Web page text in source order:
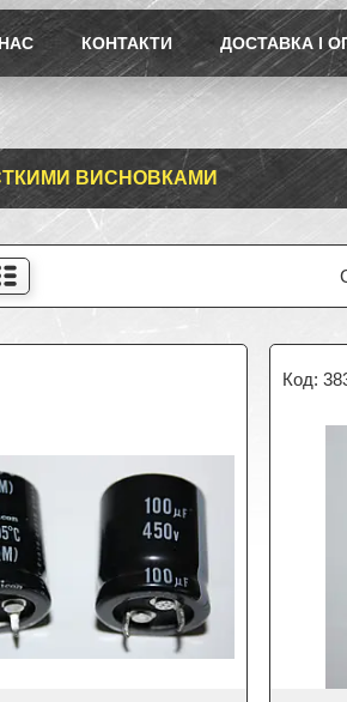
КОНТАКТИ ДОСТАВКА І
ВИСНОВКАМИ